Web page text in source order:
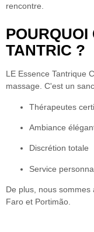
rencontre.
POURQUOI
TANTRIC ?
LE Essence Tantrique
massage. C'est un
Thérapeutes
Ambiance
Discrétion totale
Service
De plus, nous
Faro et Portimão.